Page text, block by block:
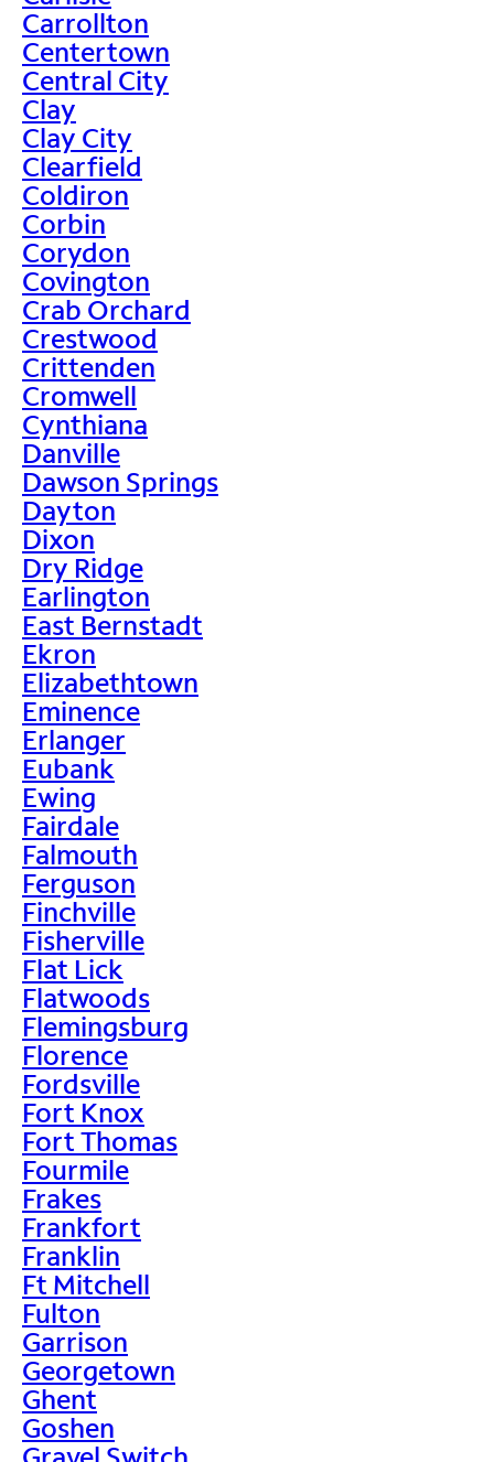
Carrollton
Centertown
Central City
Clay
Clay City
Clearfield
Coldiron
Corbin
Corydon
Covington
Crab Orchard
Crestwood
Crittenden
Cromwell
Cynthiana
Danville
Dawson Springs
Dayton
Dixon
Dry Ridge
Earlington
East Bernstadt
Ekron
Elizabethtown
Eminence
Erlanger
Eubank
Ewing
Fairdale
Falmouth
Ferguson
Finchville
Fisherville
Flat Lick
Flatwoods
Flemingsburg
Florence
Fordsville
Fort Knox
Fort Thomas
Fourmile
Frakes
Frankfort
Franklin
Ft Mitchell
Fulton
Garrison
Georgetown
Ghent
Goshen